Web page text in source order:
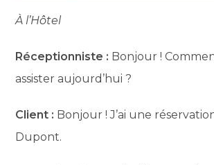
À l’Hôtel
Réceptionniste : Bonjour !
assister aujourd’hui ?
Client : Bonjour ! J’ai une
Dupont.